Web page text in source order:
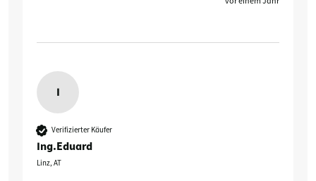
I
Verifizierter Käufer
Ing.Eduard
Linz, AT